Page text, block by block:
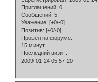
Приглашений: 0
Сообщений: 5
Уважение: [+0/-0]
Позитив: [+0/-0]
Провел на форуме:
15 минут
Последний визит:
2009-01-24 05:57:20